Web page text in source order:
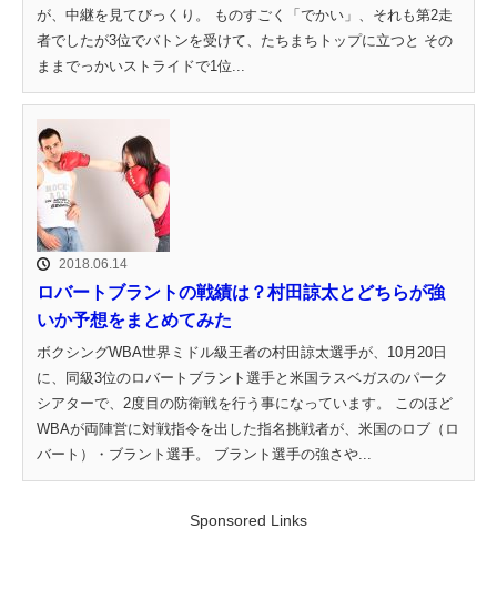
が、中継を見てびっくり。 ものすごく「でかい」、それも第2走
者でしたが3位でバトンを受けて、たちまちトップに立つと その
ままでっかいストライドで1位...
2018.06.14
ロバートブラントの戦績は？村田諒太とどちらが強
いか予想をまとめてみた
ボクシングWBA世界ミドル級王者の村田諒太選手が、10月20日
に、同級3位のロバートブラント選手と米国ラスベガスのパーク
シアターで、2度目の防衛戦を行う事になっています。 このほど
WBAが両陣営に対戦指令を出した指名挑戦者が、米国のロブ（ロ
バート）・ブラント選手。 ブラント選手の強さや...
Sponsored Links